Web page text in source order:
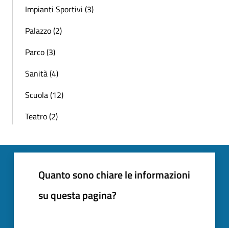
Impianti Sportivi (3)
Palazzo (2)
Parco (3)
Sanità (4)
Scuola (12)
Teatro (2)
Quanto sono chiare le informazioni
su questa pagina?